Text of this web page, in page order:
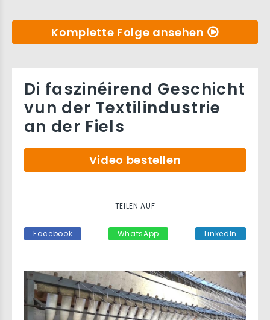
Komplette Folge ansehen
Di faszinéirend Geschicht
vun der Textilindustrie
an der Fiels
Video bestellen
TEILEN AUF
Facebook WhatsApp LinkedIn